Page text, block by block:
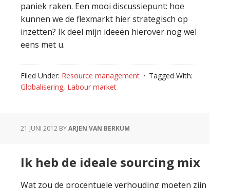
paniek raken. Een mooi discussiepunt: hoe
kunnen we de flexmarkt hier strategisch op
inzetten? Ik deel mijn ideeën hierover nog wel
eens met u.
Filed Under: Resource management
Tagged With:
Globalisering, Labour market
21 JUNI 2012 BYARJEN VAN BERKUM
Ik heb de ideale sourcing mix
Wat zou de procentuele verhouding moeten zijn